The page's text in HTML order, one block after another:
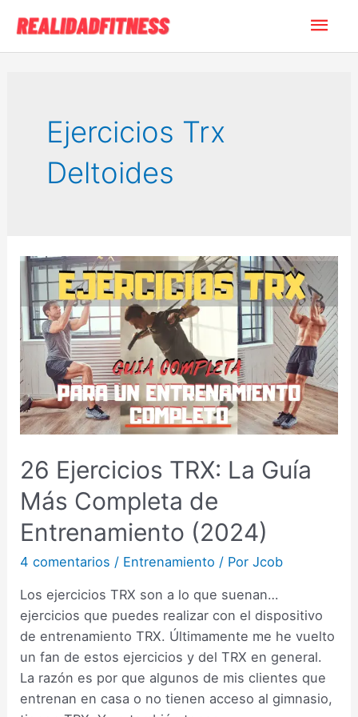
contenido
Ejercicios Trx
Deltoides
26 Ejercicios TRX: La Guía
Más Completa de
Entrenamiento (2024)
4 comentarios / Entrenamiento / PorJcob
Los ejercicios TRX son a lo que suenan…
ejercicios que puedes realizar con el dispositivo
de entrenamiento TRX. Últimamente me he vuelto
un fan de estos ejercicios y del TRX en general.
La razón es por que algunos de mis clientes que
entrenan en casa o no tienen acceso al gimnasio,